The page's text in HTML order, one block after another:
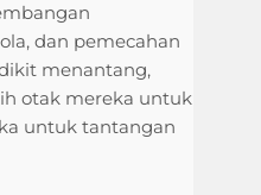
dan pemecahan
menantang,
otak mereka untuk
untuk tantangan